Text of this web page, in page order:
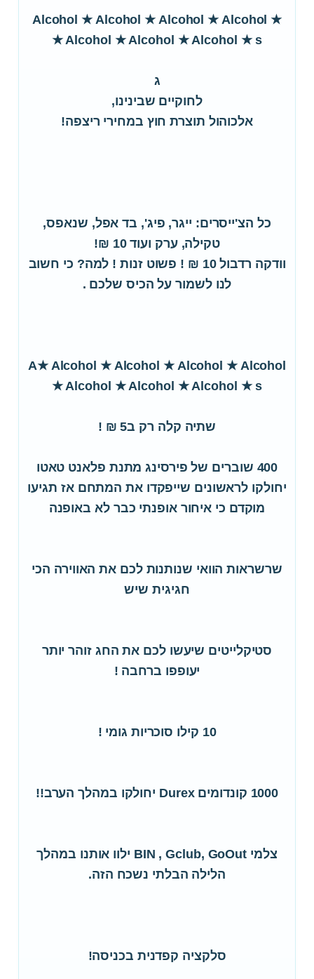
★ Alcohol ★ Alcohol ★ Alcohol ★ Alcohol
★ Alcohol ★ Alcohol ★ Alcohol ★ s
ג
לחוקיים שבינינו,
אלכוהול תוצרת חוץ במחירי ריצפה!
כל הצ'ייסרים: ייגר, פיג', בד אפל, שנאפס,
טקילה, ערק ועוד 10 ₪!
וודקה רדבול 10 ₪ ! פשוט זנות ! למה? כי חשוב
לנו לשמור על הכיס שלכם .
A★ Alcohol ★ Alcohol ★ Alcohol ★ Alcohol
★ Alcohol ★ Alcohol ★ Alcohol ★ s
שתיה קלה רק ב5 ₪ !
400 שוברים של פירסינג מתנת פלאנט טאטו
יחולקו לראשונים שייפקדו את המתחם אז תגיעו
מוקדם כי איחור אופנתי כבר לא באופנה
שרשראות הוואי שנותנות לכם את האווירה הכי
חגיגית שיש
סטיקלייטים שיעשו לכם את החג זוהר יותר
יעופפו ברחבה !
10 קילו סוכריות גומי !
1000 קונדומים Durex יחולקו במהלך הערב!!
צלמי BIN , Gclub, GoOut ילוו אותנו במהלך
הלילה הבלתי נשכח הזה.
סלקציה קפדנית בכניסה!